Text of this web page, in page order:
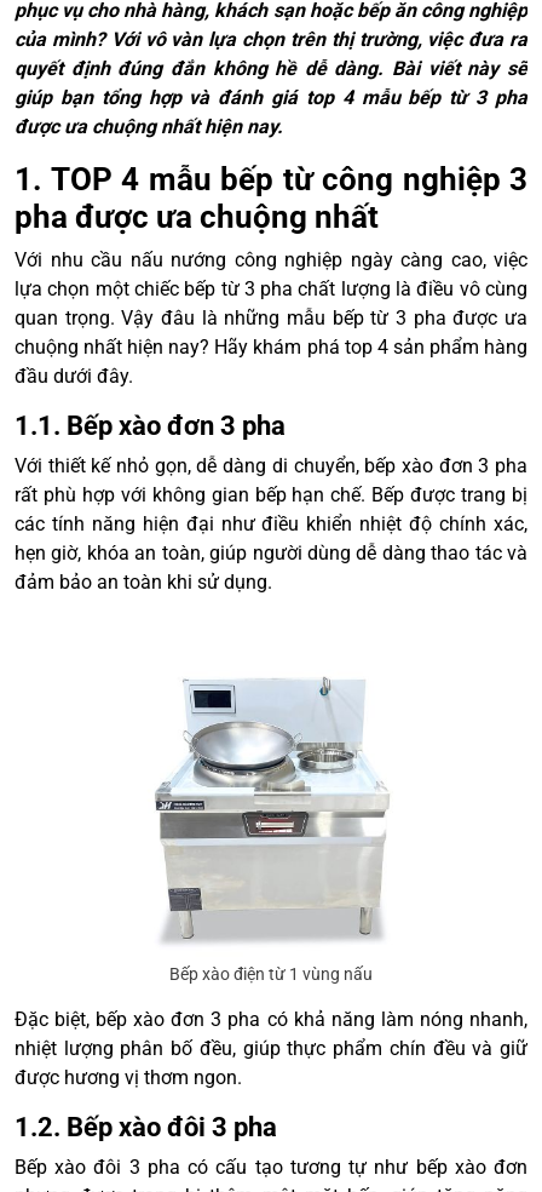
phục vụ cho nhà hàng, khách sạn hoặc bếp ăn công nghiệp
của mình? Với vô vàn lựa chọn trên thị trường, việc đưa ra
quyết định đúng đắn không hề dễ dàng. Bài viết này sẽ
giúp bạn tổng hợp và đánh giá top 4 mẫu bếp từ 3 pha
được ưa chuộng nhất hiện nay.
1. TOP 4 mẫu bếp từ công nghiệp 3
pha được ưa chuộng nhất
Với nhu cầu nấu nướng công nghiệp ngày càng cao, việc
lựa chọn một chiếc bếp từ 3 pha chất lượng là điều vô cùng
quan trọng. Vậy đâu là những mẫu bếp từ 3 pha được ưa
chuộng nhất hiện nay? Hãy khám phá top 4 sản phẩm hàng
đầu dưới đây.
1.1. Bếp xào đơn 3 pha
Với thiết kế nhỏ gọn, dễ dàng di chuyển, bếp xào đơn 3 pha
rất phù hợp với không gian bếp hạn chế. Bếp được trang bị
các tính năng hiện đại như điều khiển nhiệt độ chính xác,
hẹn giờ, khóa an toàn, giúp người dùng dễ dàng thao tác và
đảm bảo an toàn khi sử dụng.
Bếp xào điện từ 1 vùng nấu
Đặc biệt, bếp xào đơn 3 pha có khả năng làm nóng nhanh,
nhiệt lượng phân bố đều, giúp thực phẩm chín đều và giữ
được hương vị thơm ngon.
1.2. Bếp xào đôi 3 pha
Bếp xào đôi 3 pha có cấu tạo tương tự như bếp xào đơn